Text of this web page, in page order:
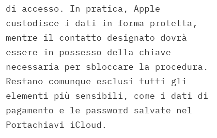
di accesso. In pratica, Apple
custodisce i dati in forma protetta,
mentre il contatto designato dovrà
essere in possesso della chiave
necessaria per sbloccare la procedura.
Restano comunque esclusi tutti gli
elementi più sensibili, come i dati di
pagamento e le password salvate nel
Portachiavi iCloud.